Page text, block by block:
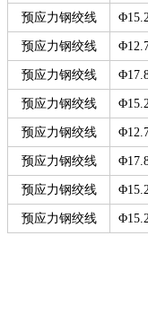
预应力钢绞线
预应力钢绞线
预应力钢绞线
预应力钢绞线
预应力钢绞线
预应力钢绞线
预应力钢绞线
预应力钢绞线